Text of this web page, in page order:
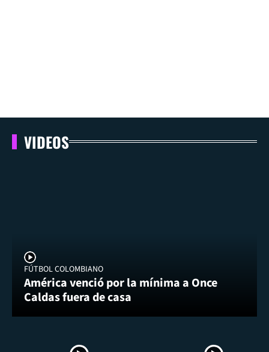
VIDEOS
FÚTBOL COLOMBIANO
América venció por la mínima a Once
Caldas fuera de casa